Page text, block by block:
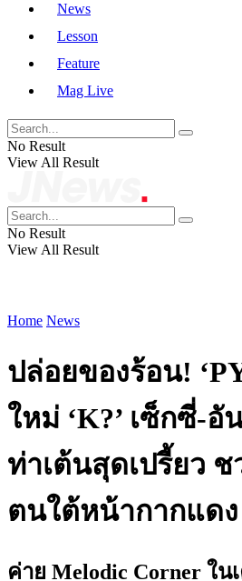
News
Lesson
Feature
Mag Live
No Result
View All Result
No Result
View All Result
Home News
ปล่อยของร้อน!
ใหม่ ‘K?’ เซ็กซี่-
ท่าเต้นสุดเปรี้ยว
ตนใต้หน้ากากแดง
ค่าย Melodic Corner ใน